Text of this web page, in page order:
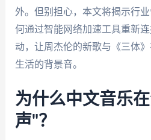
外。但别担心，本文将揭示行
何通过智能网络加速工具重新
动，让周杰伦的新歌与《三体
生活的背景音。
为什么中文音乐
声"？